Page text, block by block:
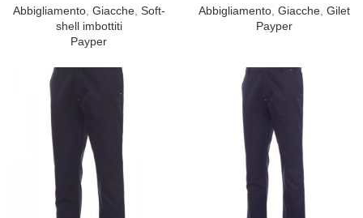
Abbigliamento, Giacche, Soft-
shell imbottiti
Payper
Abbigliamento Giacche Gilet
Payper